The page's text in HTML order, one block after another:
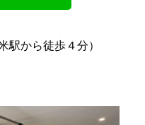
駅から徒歩４分）